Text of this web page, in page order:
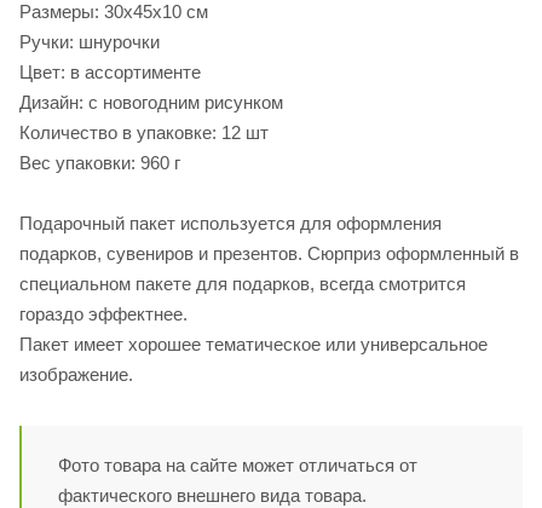
Размеры: 30х45х10 см
Ручки: шнурочки
Цвет: в ассортименте
Дизайн: с новогодним рисунком
Количество в упаковке: 12 шт
Вес упаковки: 960 г
Подарочный пакет используется для оформления
подарков, сувениров и презентов. Сюрприз оформленный в
специальном пакете для подарков, всегда смотрится
гораздо эффектнее.
Пакет имеет хорошее тематическое или универсальное
изображение.
Фото товара на сайте может отличаться от
фактического внешнего вида товара.